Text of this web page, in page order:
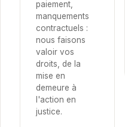
paiement,
manquements
contractuels :
nous faisons
valoir vos
droits, de la
mise en
demeure à
l'action en
justice.